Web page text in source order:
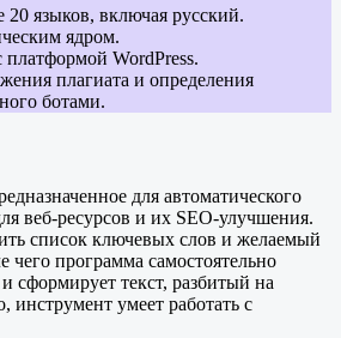
20 языков, включая русский.
ядром.
WordPress.
плагиата и определения
ботами.
для автоматического
веб-ресурсов и их SEO-улучшения.
список ключевых слов и желаемый
чего программа самостоятельно
и сформирует текст, разбитый на
инструмент умеет работать с